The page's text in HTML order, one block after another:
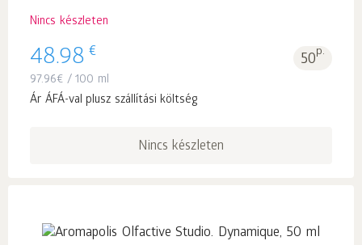
Nincs készleten
48.98 € 50p.
97.96€ / 100 ml
Ár ÁFÁ-val plusz szállítási költség
Nincs készleten